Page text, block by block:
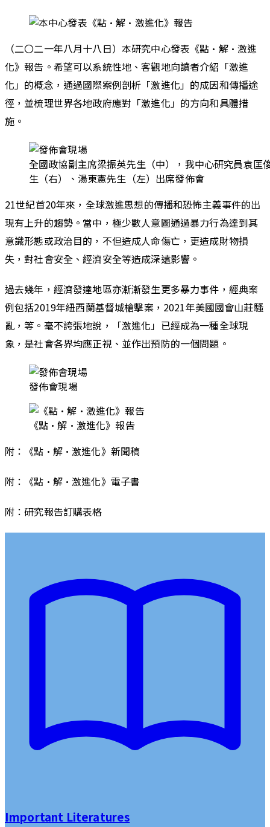
（二〇二一年八月十八日）本研究中心發表《點·解·激進
化》報告。希望可以系統性地、客觀地向讀者介紹「激進
化」的概念，通過國際案例剖析「激進化」的成因和傳播途
徑，並梳理世界各地政府應對「激進化」的方向和具體措
施。
全國政協副主席梁振英先生（中），我中心研究員袁匡
生（右）、湯東憲先生（左）出席發佈會
21世紀首20年來，全球激進思想的傳播和恐怖主義事件的出
現有上升的趨勢。當中，極少數人意圖通過暴力行為達到其
意識形態或政治目的，不但造成人命傷亡，更造成財物損
失，對社會安全、經濟安全等造成深遠影響。
過去幾年，經濟發達地區亦漸漸發生更多暴力事件，經典案
例包括2019年紐西蘭基督城槍擊案，2021年美國國會山莊騷
亂，等。毫不誇張地說，「激進化」已經成為一種全球現
象，是社會各界均應正視、並作出預防的一個問題。
發佈會現場
《點·解·激進化》報告
附：《點·解·激進化》新聞稿
附：《點·解·激進化》電子書
附：研究報告訂購表格
Important Literatures